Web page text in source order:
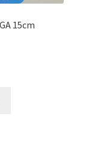
15cm